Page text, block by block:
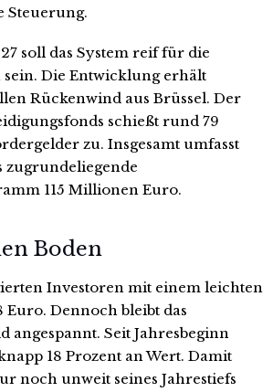
Steuerung.
soll das System reif für die
Die Entwicklung erhält
Rückenwind aus Brüssel. Der
schießt rund 79
zu. Insgesamt umfasst
zugrundeliegende
115 Millionen Euro.
Boden
Investoren mit einem leichten
Euro. Dennoch bleibt das
angespannt. Seit Jahresbeginn
18 Prozent an Wert. Damit
noch unweit seines Jahrestiefs